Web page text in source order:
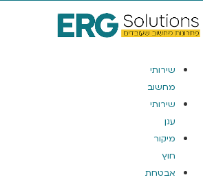
שירותי
מחשוב
שירותי
ענן
מיקור
חוץ
אבטחת